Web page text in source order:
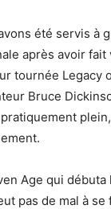
été servis à
après avoir
tournée Legacy
Bruce
Age qui
pas de mal à